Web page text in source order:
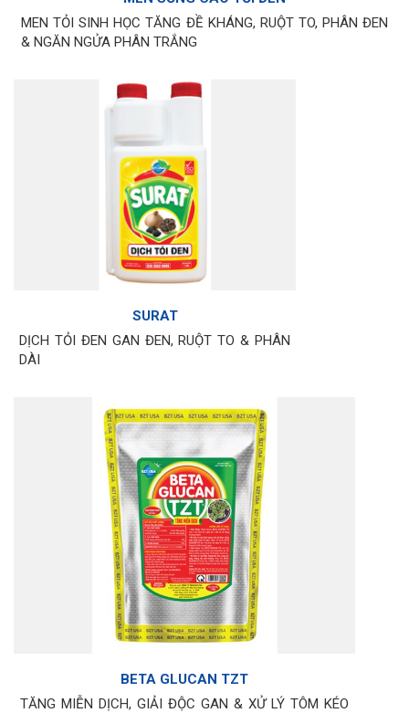
MEN TỎI SINH HỌC TĂNG ĐỀ KHÁNG, RUỘT TO, PHÂN ĐEN
& NGĂN NGỬA PHÂN TRẮNG
SURAT
DỊCH TỎI ĐEN GAN ĐEN, RUỘT TO & PHÂN
DÀI
BETA GLUCAN TZT
TĂNG MIỄN DỊCH, GIẢI ĐỘC GAN & XỬ LÝ TÔM KÉO